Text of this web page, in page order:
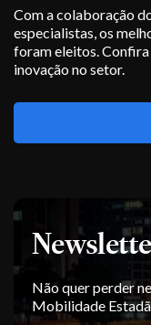
Com a colaboração
especialistas, os
foram eleitos. Confira
inovação no setor.
Não quer perder
Mobilidade